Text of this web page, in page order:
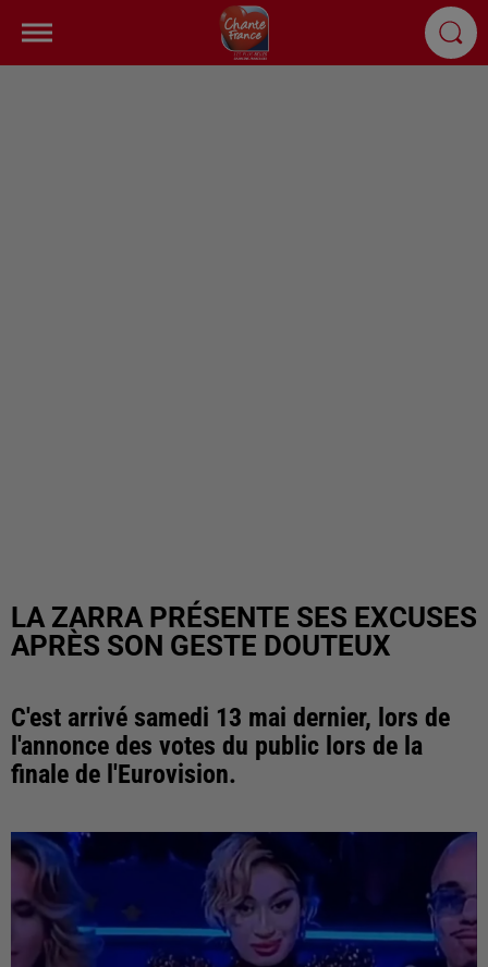
LA ZARRA PRÉSENTE SES EXCUSES
APRÈS SON GESTE DOUTEUX
C'est arrivé samedi 13 mai dernier, lors de
l'annonce des votes du public lors de la
finale de l'Eurovision.